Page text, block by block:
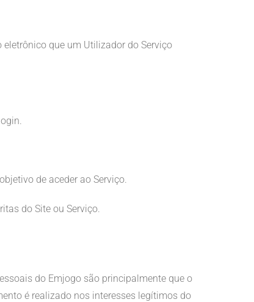
que um Utilizador do Serviço
de aceder ao Serviço.
do Site ou Serviço.
do Emjogo são principalmente que o
é realizado nos interesses legítimos do